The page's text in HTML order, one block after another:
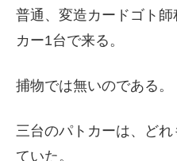
普通、変造カードゴト
カー1台で来る。
捕物では無いのである。
三台のパトカーは、ど
ていた。